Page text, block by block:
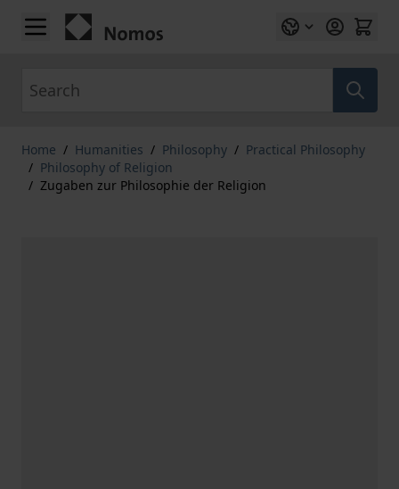
Skip to Content
Home / Humanities / Philosophy / Practical Philosophy
/ Philosophy of Religion
/ Zugaben zur Philosophie der Religion